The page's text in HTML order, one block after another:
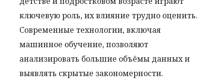
ключевую роль, их влияние трудно оценить.
Современные технологии, включая
машинное обучение, позволяют
анализировать большие объёмы данных и
выявлять скрытые закономерности.